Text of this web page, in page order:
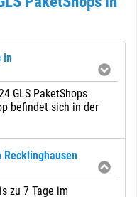
in
GLS PaketShops
befindet sich in der
zu 7 Tage im